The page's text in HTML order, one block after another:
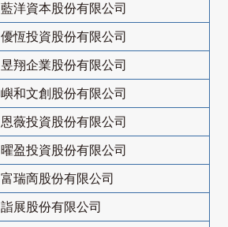
藍洋資本股份有限公司
優恆投資股份有限公司
昱翔企業股份有限公司
嶼和文創股份有限公司
恩薇投資股份有限公司
曜盈投資股份有限公司
富瑞啇股份有限公司
詣展股份有限公司